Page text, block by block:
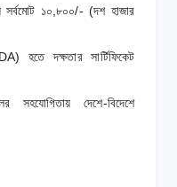
সর্বমোট ১০,৮০০/- (দশ হাজার
হতে দক্ষতার সার্টিফিকেট
সহযোগিতায় দেশে-বিদেশে